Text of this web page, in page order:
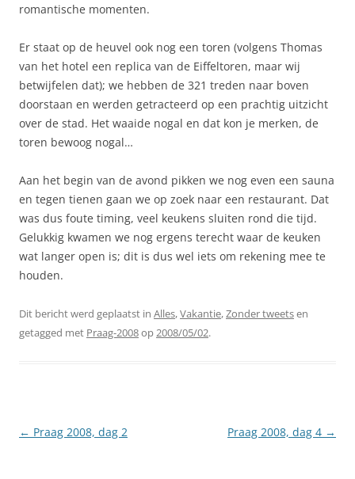
romantische momenten.
Er staat op de heuvel ook nog een toren (volgens Thomas
van het hotel een replica van de Eiffeltoren, maar wij
betwijfelen dat); we hebben de 321 treden naar boven
doorstaan en werden getracteerd op een prachtig uitzicht
over de stad. Het waaide nogal en dat kon je merken, de
toren bewoog nogal…
Aan het begin van de avond pikken we nog even een sauna
en tegen tienen gaan we op zoek naar een restaurant. Dat
was dus foute timing, veel keukens sluiten rond die tijd.
Gelukkig kwamen we nog ergens terecht waar de keuken
wat langer open is; dit is dus wel iets om rekening mee te
houden.
Dit bericht werd geplaatst in Alles,Vakantie,Zonder tweetsen
getagged met Praag-2008op2008/05/02.
Berichtnavigatie
← Praag 2008, dag 2 Praag 2008, dag 4 →